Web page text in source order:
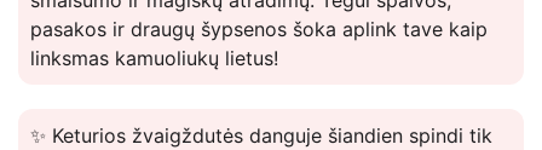
pasakos ir draugų šypsenos šoka aplink tave kaip
linksmas kamuoliukų lietus!
✨ Keturios žvaigždutės danguje šiandien spindi tik